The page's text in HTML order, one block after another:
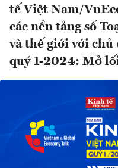
tế Việt Nam/
các nền tảng số
và thế giới với
quý 1-2024: Mở